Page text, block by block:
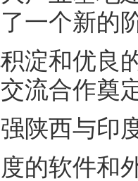
一个新的
和优良的
流合作奠
西与印
软件和外